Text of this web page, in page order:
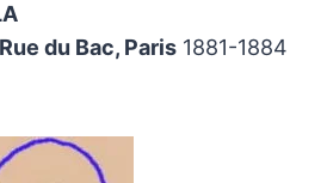
du Bac, Paris 1881-1884